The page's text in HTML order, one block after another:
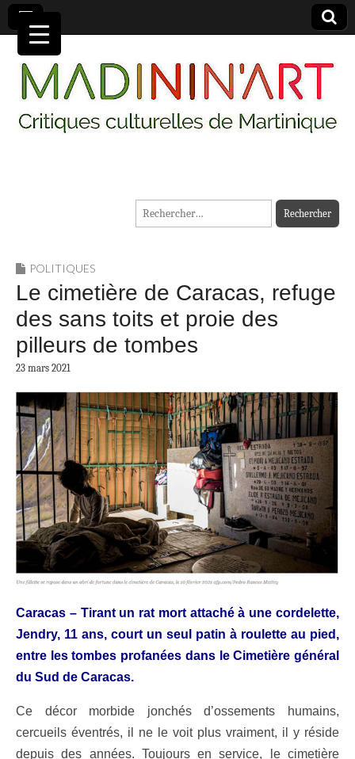
MADININ'ART
Rechercher :
POLITIQUES
Le cimetière de Caracas, refuge
des sans toits et proie des
pilleurs de tombes
23 mars 2021
Caracas – Tirant un rat mort attaché à une cordelette,
Jendry, 11 ans, court un seul patin à roulette au pied,
entre les tombes profanées dans le Cimetière général
du Sud de Caracas.
Ce décor morbide jonchés d’ossements humains,
cercueils éventrés, il ne le voit plus vraiment, il y réside
depuis des années. Toujours en service, le cimetière